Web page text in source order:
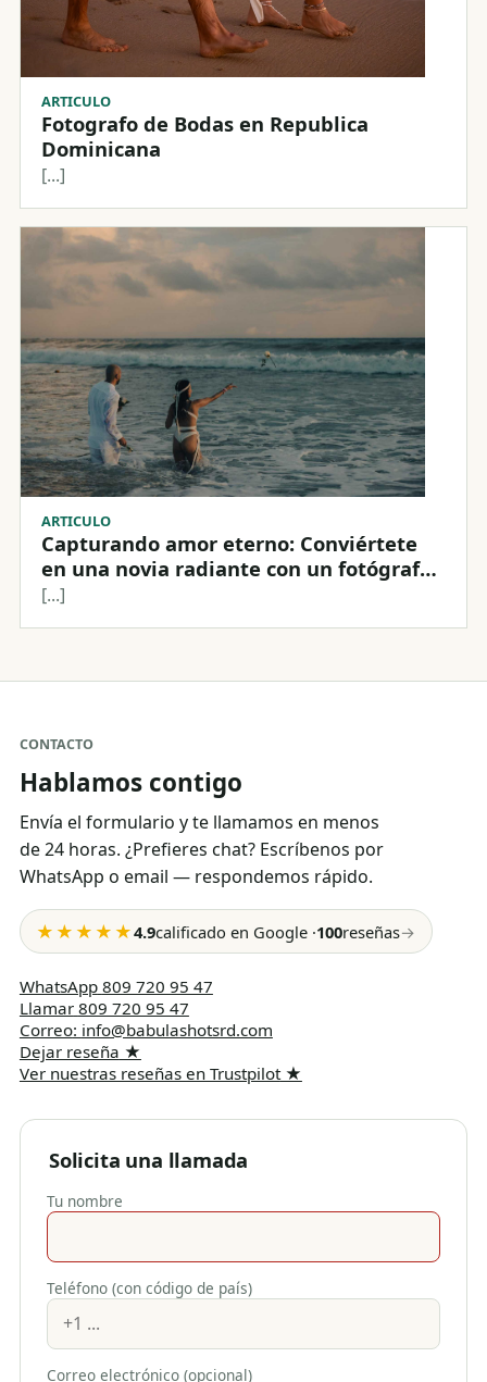
ARTICULO
Fotografo de Bodas en Republica
Dominicana
[...]
ARTICULO
Capturando amor eterno: Conviértete
en una novia radiante con un fotógrafo
de bodas excepcional
[...]
CONTACTO
Hablamos contigo
Envía el formulario y te llamamos en menos
de 24 horas. ¿Prefieres chat? Escríbenos por
WhatsApp o email — respondemos rápido.
★★★★★4.9calificado en Google ·100reseñas→
WhatsApp 809 720 95 47
Llamar 809 720 95 47
Correo: info@babulashotsrd.com
Dejar reseña ★
Ver nuestras reseñas en Trustpilot★
Solicita una llamada
Tu nombre
Teléfono (con código de país)
Correo electrónico (opcional)